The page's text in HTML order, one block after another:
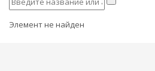
Элемент не найден